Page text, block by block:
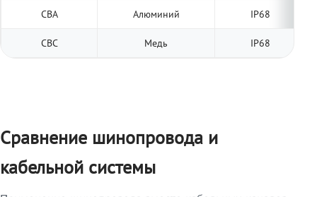
СВА Алюминий IP68
СВС Медь IP68
Сравнение шинопровода и
кабельной системы